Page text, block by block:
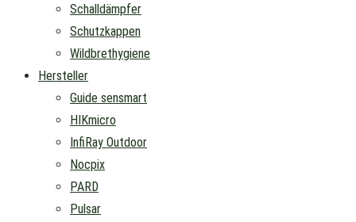
Schalldämpfer
Schutzkappen
Wildbrethygiene
Hersteller
Guide sensmart
HIKmicro
InfiRay Outdoor
Nocpix
PARD
Pulsar